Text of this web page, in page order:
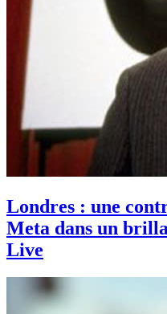
Londres : une
Meta dans un
Live